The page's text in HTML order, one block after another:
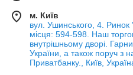
м. Київ
вул. Ушинського, 4. Ринок
місця: 594-598. Наш
внутрішньому дворі.
України, а також поруч з
Приватбанку., Київ,